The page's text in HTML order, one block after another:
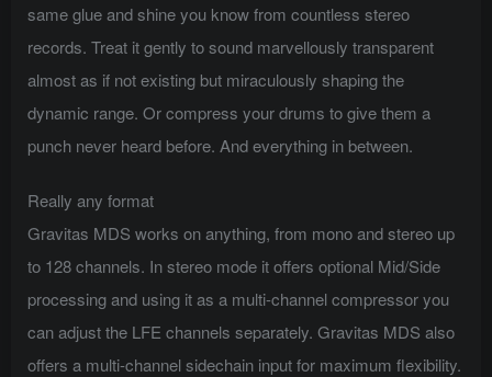
same glue and shine you know from countless stereo
records. Treat it gently to sound marvellously transparent
almost as if not existing but miraculously shaping the
dynamic range. Or compress your drums to give them a
punch never heard before. And everything in between.
Really any format
Gravitas MDS works on anything, from mono and stereo up
to 128 channels. In stereo mode it offers optional Mid/Side
processing and using it as a multi-channel compressor you
can adjust the LFE channels separately. Gravitas MDS also
offers a multi-channel sidechain input for maximum flexibility.